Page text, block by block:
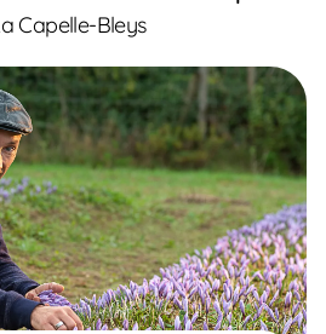
Capelle-Bleys